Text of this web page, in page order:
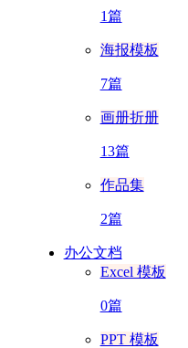
1篇
海报模板
7篇
画册折册
13篇
作品集
2篇
办公文档
Excel 模板
0篇
PPT 模板